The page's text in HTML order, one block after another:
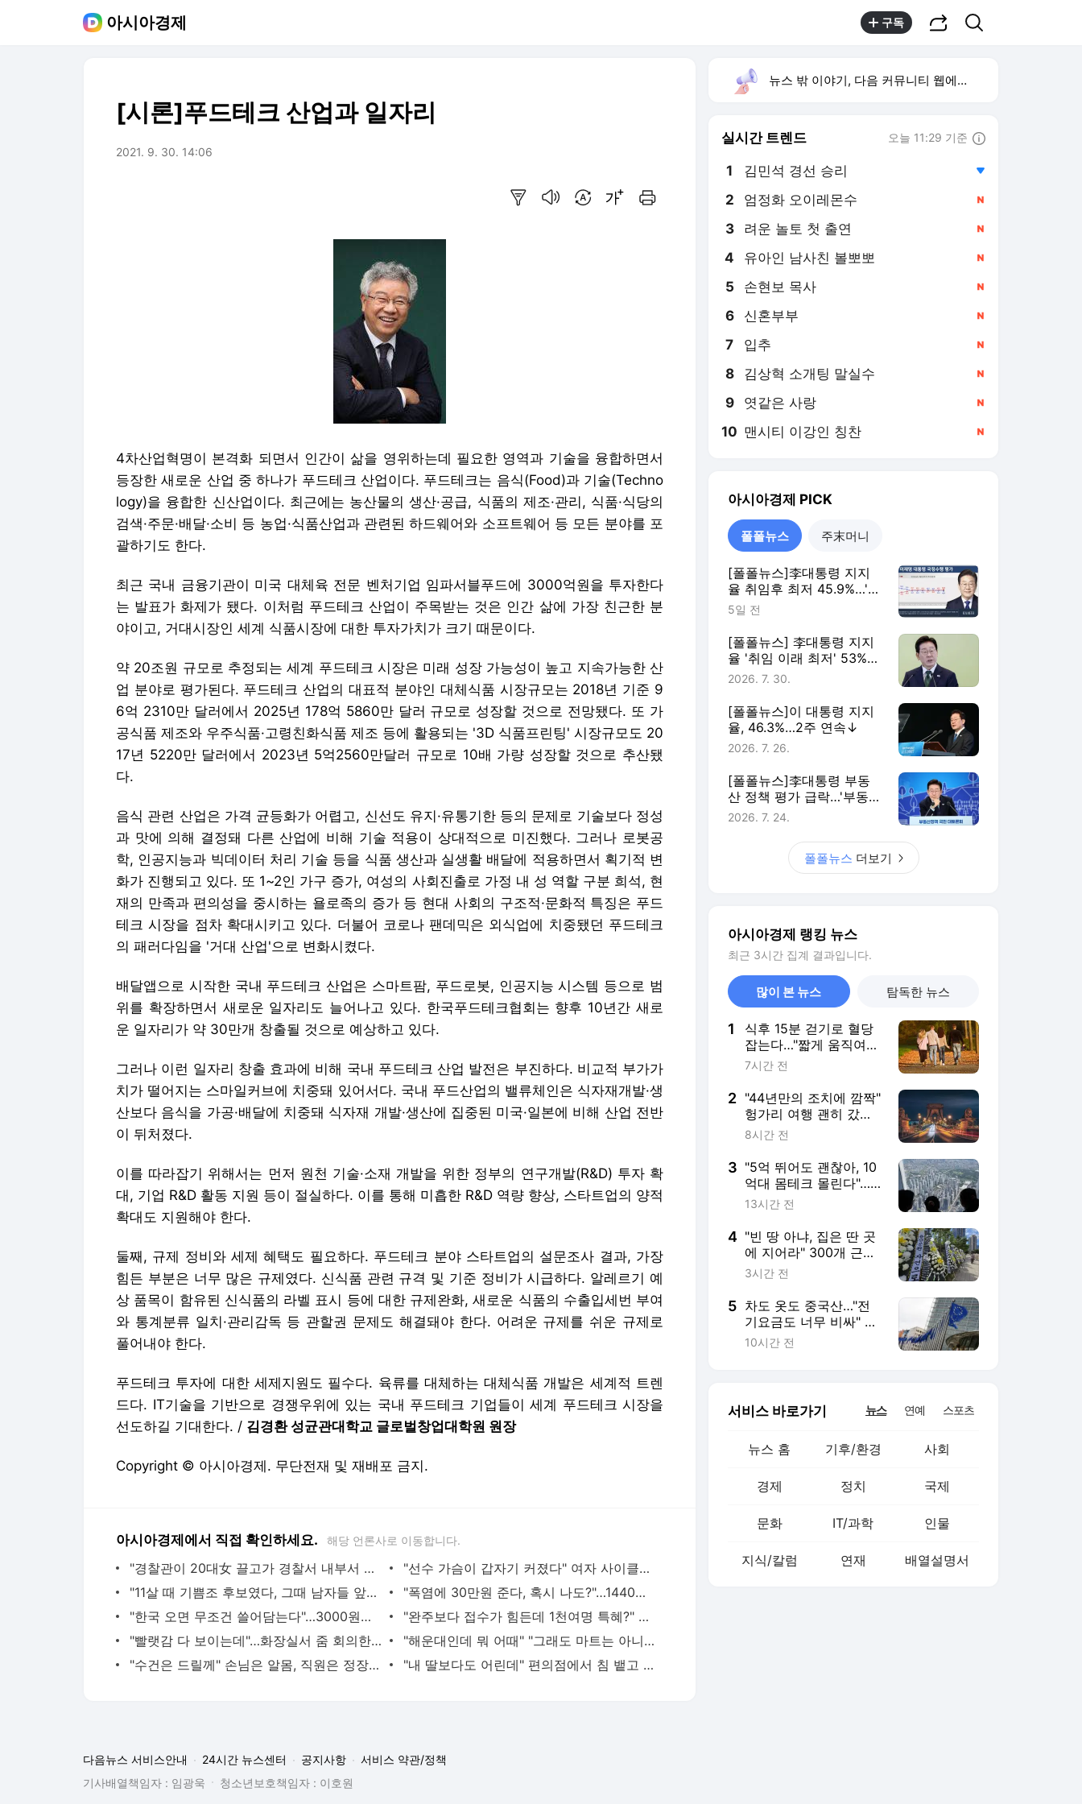
아시아경제 구독
[시론]푸드테크 산업과 일자리
2021. 9. 30. 14:06
4차산업혁명이 본격화 되면서 인간이 삶을 영위하는데 필요한 영역과 기술을 융합하면서
등장한 새로운 산업 중 하나가 푸드테크 산업이다. 푸드테크는 음식(Food)과 기술(Techno
logy)을 융합한 신산업이다. 최근에는 농산물의 생산·공급, 식품의 제조·관리, 식품·식당의
검색·주문·배달·소비 등 농업·식품산업과 관련된 하드웨어와 소프트웨어 등 모든 분야를 포
괄하기도 한다.
최근 국내 금융기관이 미국 대체육 전문 벤처기업 임파서블푸드에 3000억원을 투자한다
는 발표가 화제가 됐다. 이처럼 푸드테크 산업이 주목받는 것은 인간 삶에 가장 친근한 분
야이고, 거대시장인 세계 식품시장에 대한 투자가치가 크기 때문이다.
약 20조원 규모로 추정되는 세계 푸드테크 시장은 미래 성장 가능성이 높고 지속가능한 산
업 분야로 평가된다. 푸드테크 산업의 대표적 분야인 대체식품 시장규모는 2018년 기준 9
6억 2310만 달러에서 2025년 178억 5860만 달러 규모로 성장할 것으로 전망됐다. 또 가
공식품 제조와 우주식품·고령친화식품 제조 등에 활용되는 '3D 식품프린팅' 시장규모도 20
17년 5220만 달러에서 2023년 5억2560만달러 규모로 10배 가량 성장할 것으로 추산됐
다.
음식 관련 산업은 가격 균등화가 어렵고, 신선도 유지·유통기한 등의 문제로 기술보다 정성
과 맛에 의해 결정돼 다른 산업에 비해 기술 적용이 상대적으로 미진했다. 그러나 로봇공
학, 인공지능과 빅데이터 처리 기술 등을 식품 생산과 실생활 배달에 적용하면서 획기적 변
화가 진행되고 있다. 또 1~2인 가구 증가, 여성의 사회진출로 가정 내 성 역할 구분 희석, 현
재의 만족과 편의성을 중시하는 욜로족의 증가 등 현대 사회의 구조적·문화적 특징은 푸드
테크 시장을 점차 확대시키고 있다. 더불어 코로나 팬데믹은 외식업에 치중됐던 푸드테크
의 패러다임을 '거대 산업'으로 변화시켰다.
배달앱으로 시작한 국내 푸드테크 산업은 스마트팜, 푸드로봇, 인공지능 시스템 등으로 범
위를 확장하면서 새로운 일자리도 늘어나고 있다. 한국푸드테크협회는 향후 10년간 새로
운 일자리가 약 30만개 창출될 것으로 예상하고 있다.
그러나 이런 일자리 창출 효과에 비해 국내 푸드테크 산업 발전은 부진하다. 비교적 부가가
치가 떨어지는 스마일커브에 치중돼 있어서다. 국내 푸드산업의 밸류체인은 식자재개발·생
산보다 음식을 가공·배달에 치중돼 식자재 개발·생산에 집중된 미국·일본에 비해 산업 전반
이 뒤처졌다.
이를 따라잡기 위해서는 먼저 원천 기술·소재 개발을 위한 정부의 연구개발(R&D) 투자 확
대, 기업 R&D 활동 지원 등이 절실하다. 이를 통해 미흡한 R&D 역량 향상, 스타트업의 양적
확대도 지원해야 한다.
둘째, 규제 정비와 세제 혜택도 필요하다. 푸드테크 분야 스타트업의 설문조사 결과, 가장
힘든 부분은 너무 많은 규제였다. 신식품 관련 규격 및 기준 정비가 시급하다. 알레르기 예
상 품목이 함유된 신식품의 라벨 표시 등에 대한 규제완화, 새로운 식품의 수출입세번 부여
와 통계분류 일치·관리감독 등 관할권 문제도 해결돼야 한다. 어려운 규제를 쉬운 규제로
풀어내야 한다.
푸드테크 투자에 대한 세제지원도 필수다. 육류를 대체하는 대체식품 개발은 세계적 트렌
드다. IT기술을 기반으로 경쟁우위에 있는 국내 푸드테크 기업들이 세계 푸드테크 시장을
선도하길 기대한다. / 김경환 성균관대학교 글로벌창업대학원 원장
Copyright © 아시아경제. 무단전재 및 재배포 금지.
아시아경제에서 직접 확인하세요. 해당 언론사로 이동합니다.
"경찰관이 20대女 끌고가 경찰서 내부서 성폭행"…직원 78명 직무정지까지, 파키스탄에 무슨 일이
"선수 가슴이 갑자기 커졌다" 여자 사이클서 제기된 '브라 패드' 의혹
"11살 때 기쁨조 후보였다, 그때 남자들 앞에서…" 탈북민 주장 충격
"폭염에 30만원 준다, 혹시 나도?"…1440만명 이미 가입된 '이 보험'
"한국 오면 무조건 쓸어담는다"…3000원짜리 뭐길래, 외국인 꼭 쟁여 간다는 가방
"완주보다 접수가 힘든데 1천여명 특혜?" 러너들 뿔나게 한 천안 이봉주 마라톤
"빨랫감 다 보이는데"…화장실서 줌 회의한 뉴질랜드 시의원 "문제없다"
"해운대인데 뭐 어때" "그래도 마트는 아니지" 점점 뜨거워지는 '비키니 논쟁'
"수건은 드릴께" 손님은 알몸, 직원은 정장…美 식당이 꺼낸 '파격 생존법'
"내 딸보다도 어린데" 편의점에서 침 뱉고 욕설한 10대…경찰은 "미성년이라 처벌 어렵다"
뉴스 밖 이야기, 다음 커뮤니티 웹에서 보기
실시간 트렌드 오늘 11:29 기준
1 김민석 경선 승리
2 엄정화 오이레몬수
3 려운 놀토 첫 출연
4 유아인 남사친 볼뽀뽀
5 손현보 목사
6 신혼부부
7 입추
8 김상혁 소개팅 말실수
9 엿같은 사랑
10 맨시티 이강인 칭찬
아시아경제 PICK
폴폴뉴스 주末머니
[폴폴뉴스]李대통령 지지
율 취임후 최저 45.9%…'부
정평가, 긍정평가 앞서'
5일 전
[폴폴뉴스] 李대통령 지지
율 '취임 이래 최저' 53%…
민주 40%·국힘 21%
2026. 7. 30.
[폴폴뉴스]이 대통령 지지
율, 46.3%…2주 연속↓
2026. 7. 26.
[폴폴뉴스]李대통령 부동
산 정책 평가 급락…'부동산
정책 잘한다' 3월 51%→ 7
2026. 7. 24.
폴폴뉴스 더보기
아시아경제 랭킹 뉴스
최근 3시간 집계 결과입니다.
많이 본 뉴스 탐독한 뉴스
1
식후 15분 걷기로 혈당
잡는다…"짧게 움직여도
효과 있어"
7시간 전
2 "44년만의 조치에 깜짝"
헝가리 여행 괜히 갔
나…'야경 인증샷' 포기
8시간 전
3 "5억 뛰어도 괜찮아, 10
억대 몸테크 몰린다"…
중저가 재건축 단지 고
AtoZ]
13시간 전
4 "빈 땅 아냐, 집은 딴 곳
에 지어라" 300개 근조
화환으로 뒤덮인 용산공
3시간 전
5 차도 옷도 중국산…"전
기요금도 너무 비싸" AI
도 밀려나는 유럽의 위
10시간 전
서비스 바로가기 뉴스 연예 스포츠
뉴스 홈 기후/환경 사회
경제 정치 국제
문화 IT/과학 인물
지식/칼럼 연재 배열설명서
다음뉴스 서비스안내 24시간 뉴스센터 공지사항
서비스 약관/정책
기사배열책임자 : 임광욱
청소년보호책임자 : 이호원